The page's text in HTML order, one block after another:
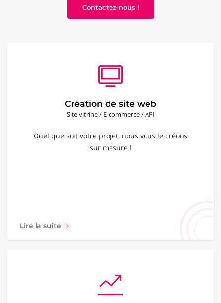
Contactez-nous !
Création de site web
Site vitrine / E-commerce / API
Quel que soit votre projet, nous vous le créons
sur mesure !
Lire la suite